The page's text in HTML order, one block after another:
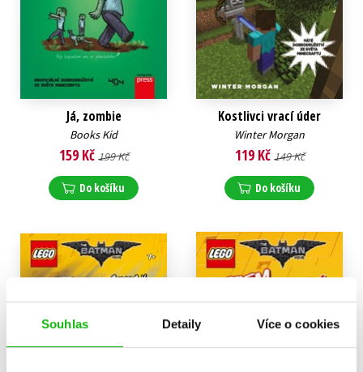
Souhlas Detaily Více o cookies
Já, zombie
Books Kid
159 Kč 199 Kč
Do košíku
Kostlivci vrací úder
Winter Morgan
119 Kč 149 Kč
Do košíku